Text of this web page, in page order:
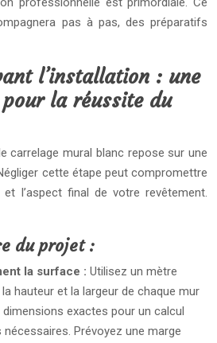
pas à pas, des préparatifs
l’installation : une
la réussite du
carrelage mural blanc repose sur une
cette étape peut compromettre
et l’aspect final de votre revêtement.
du projet :
la surface : Utilisez un mètre
hauteur et la largeur de chaque mur
exactes pour un calcul
Prévoyez une marge